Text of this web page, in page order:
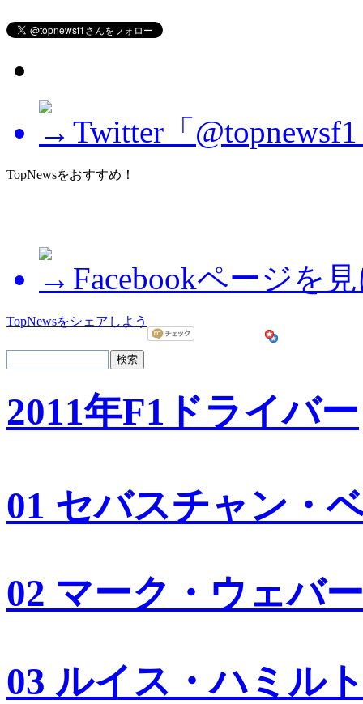
Twitter「
TopNewsをおすすめ！
Facebookページを
TopNewsをシェアしよう
2011年F1ドライバー
01 セバスチャン・
02 マーク・ウェバー
03 ルイス・ハミル